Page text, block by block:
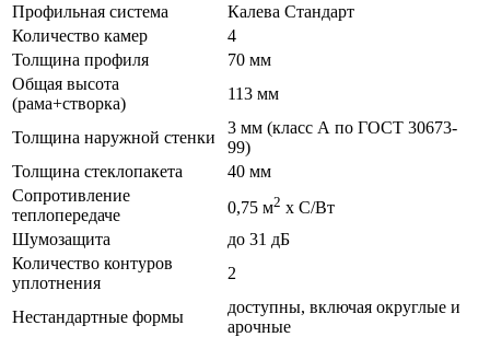
Профильная система
Калева Стандарт
Количество камер
4
Толщина профиля
70 мм
Общая высота
(рама+створка)
113 мм
Толщина наружной стенки
3 мм (класс А по ГОСТ 30673-
99)
Толщина стеклопакета
40 мм
Сопротивление
теплопередаче
0,75 м2 х С/Вт
Шумозащита
до 31 дБ
Количество контуров
уплотнения
2
Нестандартные формы
доступны, включая округлые и
арочные